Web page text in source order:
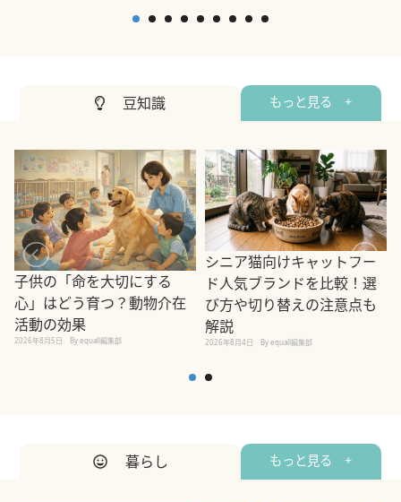
豆知識 もっと見る +
子供の「命を大切にする
心」はどう育つ？動物介在
活動の効果
2026年8月5日 By equall編集部
シニア猫向けキャットフー
ド人気ブランドを比較！選
び方や切り替えの注意点も
解説
2026年8月4日 By equall編集部
暮らし もっと見る +